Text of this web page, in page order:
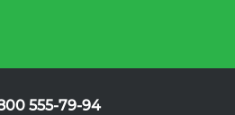
555-79-94